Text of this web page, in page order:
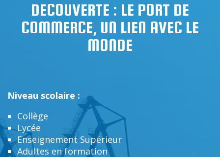
DECOUVERTE : LE PORT DE
COMMERCE, UN LIEN AVEC LE
MONDE
Niveau scolaire :
Collège
Lycée
Enseignement Supérieur
Adultes en formation